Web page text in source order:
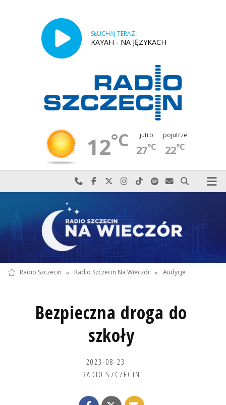
SŁUCHAJ TERAZ
KAYAH - NA JĘZYKACH
12°C jutro
27°C
pojutrze
22°C
Najlepiej po prostu do nas zadzwoń
Odwiedź nas na Facebook-u
Odwiedź nas na X
Odwiedź nas na Instagram-ie
Odwiedź nas na TikTok-u
Szukaj nas na Spotify
Wyślij do nas
Szukaj
Radio Szczecin » Radio Szczecin Na Wieczór » Audycje
Bezpieczna droga do
szkoły
2023-08-23
RADIO SZCZECIN